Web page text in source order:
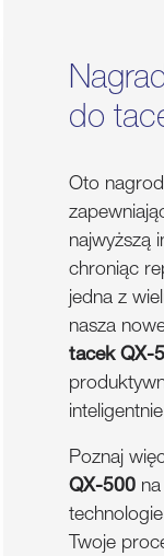
do
Oto
najwyższą
chroniąc
jedna z
nasza
tacek QX-
Poznaj
QX-500
Twoje